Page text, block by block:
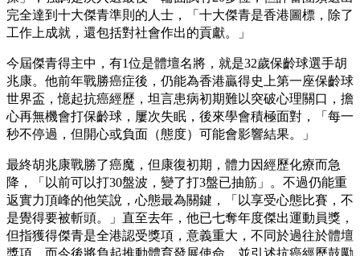
完全達到十大傑青準則的人士，「十大傑青是香港圖標，除了
工作上成就，還包括對社會作出的貢獻。」
今屆傑青得主中，有1位是體壇名將，就是32歲保齡球選手胡
兆康。他前年戰勝癌症後，仍能為香港贏得史上第一座保齡球
世界盃，憶起抗癌經歷，坦言患病初期難以突破心理關口，擔
心再無機會打保齡球，屢次失眠，後來學會積極面對，「每一
秒不停過，但開心或負面（態度）可能會影響結果。」
最終胡兆康戰勝了癌魔，但康復初期，體力因經歷化療而急
降，「以前可以打30盤波，變了打3盤已抽筋」。不過仍能重
返實力頂峰的他笑說，心態最為關鍵，「以享受心態比賽，不
是覺得要被斬頭。」直至去年，他已七奪年度傑出運動員獎，
但指獲得傑青是全港認受獎項，意義重大，不同於過往於體壇